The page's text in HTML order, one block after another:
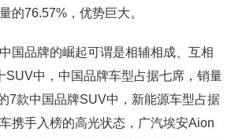
的76.57%，优势巨大。
品牌的崛起可谓是相辅相成、互相
SUV中，中国品牌车型占据七席，销量
7款中国品牌SUV中，新能源车型占据
携手入榜的高光状态，广汽埃安Aion